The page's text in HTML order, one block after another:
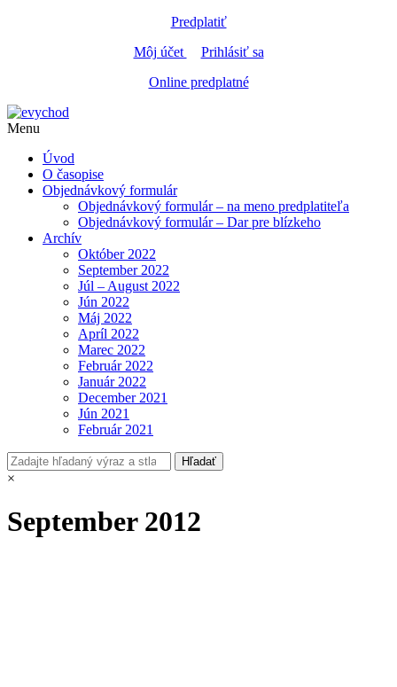
Predplatiť
Môj účet
Prihlásiť sa
Online predplatné
Menu
Úvod
O časopise
Objednávkový formulár
Objednávkový formulár – na meno predplatiteľa
Objednávkový formulár – Dar pre blízkeho
Archív
Október 2022
September 2022
Júl – August 2022
Jún 2022
Máj 2022
Apríl 2022
Marec 2022
Február 2022
Január 2022
December 2021
Jún 2021
Február 2021
×
September 2012